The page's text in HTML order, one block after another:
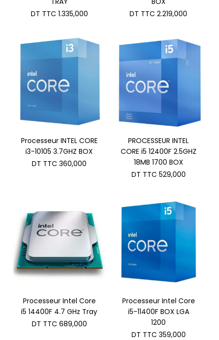
DT TTC 1.335,000
DT TTC 2.219,000
Processeur INTEL CORE
i3-10105 3.7GHZ BOX
DT TTC 360,000
PROCESSEUR INTEL
CORE i5 12400F 2.5GHZ
18MB 1700 BOX
DT TTC 529,000
Processeur Intel Core
i5 14400F 4.7 GHz Tray
DT TTC 689,000
Processeur Intel Core
i5-11400F BOX LGA
1200
DT TTC 359,000